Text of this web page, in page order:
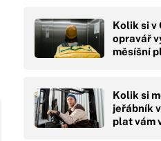
Kolik si v
opravář
měsíšní
Kolik si
jeřábník
plat vám